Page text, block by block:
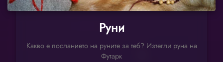
Руни
Какво е посланието на руните за теб? Изтегли руна на
Футарк